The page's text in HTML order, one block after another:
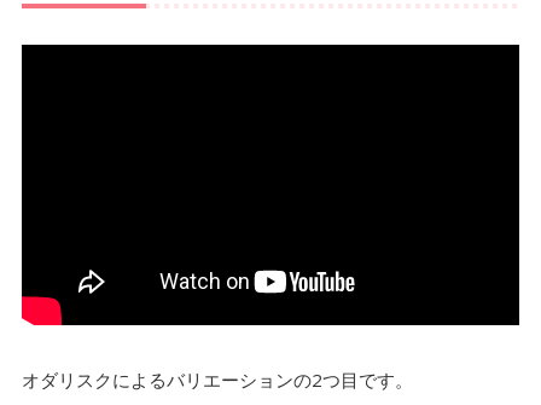
オダリスクによるバリエーションの2つ目です。